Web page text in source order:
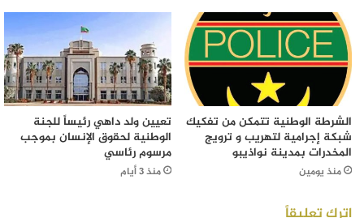
الشرطة الوطنية تتمكن من تفكيك
شبكة إجرامية لتهريب و ترويج
المخدرات بمدينة نواذيبو
منذ يومين
تعيين ولد داهي رئيساً للجنة
الوطنية لحقوق الإنسان بموجب
مرسوم رئاسي
منذ 3 أيام